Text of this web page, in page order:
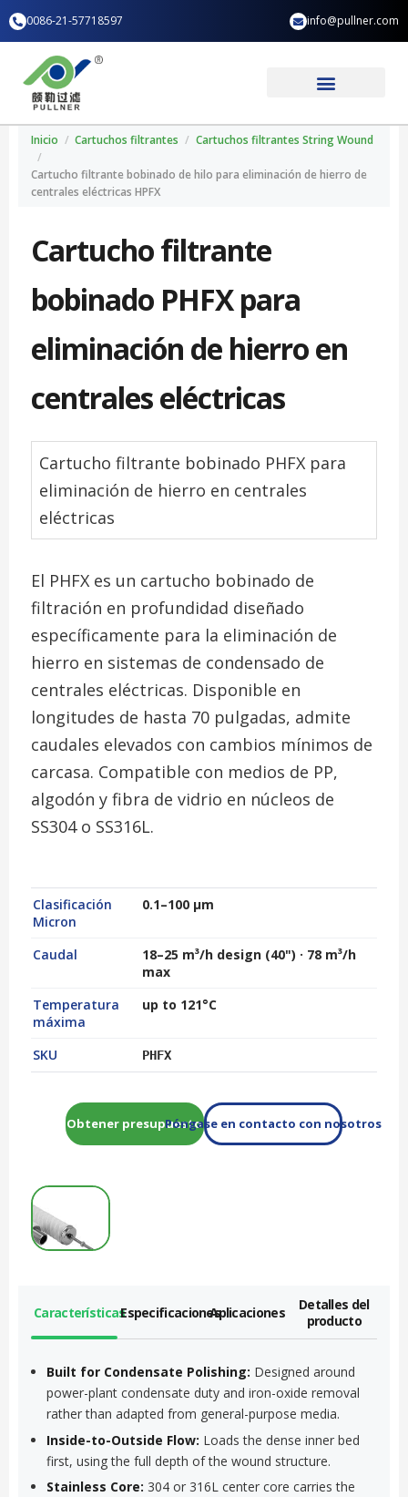
contenido
0086-21-57718597 info@pullner.com
Inicio / Cartuchos filtrantes / Cartuchos filtrantes String Wound
/
Cartucho filtrante bobinado de hilo para eliminación de hierro de
centrales eléctricas HPFX
Cartucho filtrante
bobinado PHFX para
eliminación de hierro en
centrales eléctricas
Cartucho filtrante bobinado PHFX para
eliminación de hierro en centrales
eléctricas
El PHFX es un cartucho bobinado de
filtración en profundidad diseñado
específicamente para la eliminación de
hierro en sistemas de condensado de
centrales eléctricas. Disponible en
longitudes de hasta 70 pulgadas, admite
caudales elevados con cambios mínimos de
carcasa. Compatible con medios de PP,
algodón y fibra de vidrio en núcleos de
SS304 o SS316L.
Clasificación
Micron
0.1–100 µm
Caudal
18–25 m³/h design (40") · 78 m³/h
max
Temperatura
máxima
up to 121°C
SKU PHFX
Obtener presupuestoPóngase en contacto con nosotros
CaracterísticasEspecificacionesAplicaciones
Detalles del
producto
Built for Condensate Polishing: Designed around
power-plant condensate duty and iron-oxide removal
rather than adapted from general-purpose media.
Inside-to-Outside Flow: Loads the dense inner bed
first, using the full depth of the wound structure.
Stainless Core: 304 or 316L center core carries the